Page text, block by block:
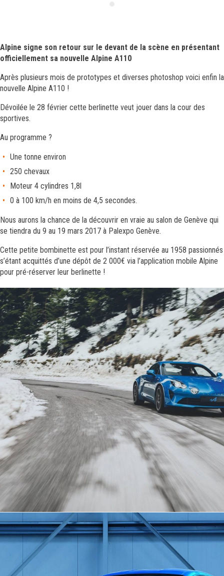
Alpine signe son retour sur le devant de la scène en présentant
officiellement sa nouvelle Alpine A110
Après plusieurs mois de prototypes et diverses photoshop voici enfin la
nouvelle Alpine A110 !
Dévoilée le 28 février cette berlinette veut jouer dans la cour des
sportives.
Au programme ?
Une tonne environ
250 chevaux
Moteur 4 cylindres 1,8l
0 à 100 km/h en moins de 4,5 secondes.
Nous aurons la chance de la découvrir en vraie au salon de Genève qui
se tiendra du 9 au 19 mars 2017 à Palexpo Genève.
Cette petite bombinette est pour l’instant réservée au 1958 passionnés
s’étant acquittés d’une dépôt de 2 000€ via l’application mobile Alpine
pour pré-réserver leur berlinette !